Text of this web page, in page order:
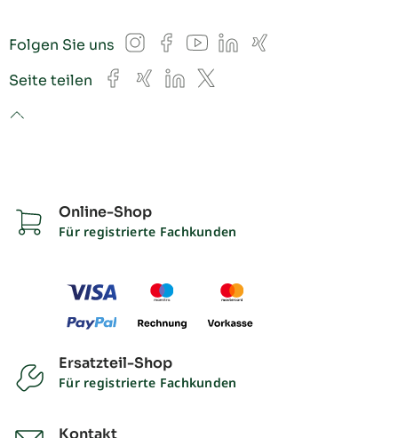
Folgen Sie uns Instagram
Facebook
YouTube
LinkedIn
Xing
Seite teilen Facebook
XingLinkedIn
X
to top
Online-Shop
Für registrierte Fachkunden
Ersatzteil-Shop
Für registrierte Fachkunden
Kontakt